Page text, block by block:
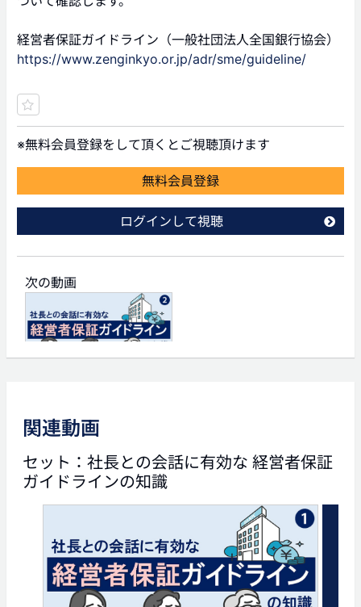
経営者保証ガイドライン（一般社団法人全国銀行協会）
https://www.zenginkyo.or.jp/adr/sme/guideline/
※無料会員登録をして頂くとご視聴頂けます
無料会員登録
ログインして視聴
次の動画
タグ
関連動画
セット：社長との会話に有効な 経営者保証
ガイドラインの知識